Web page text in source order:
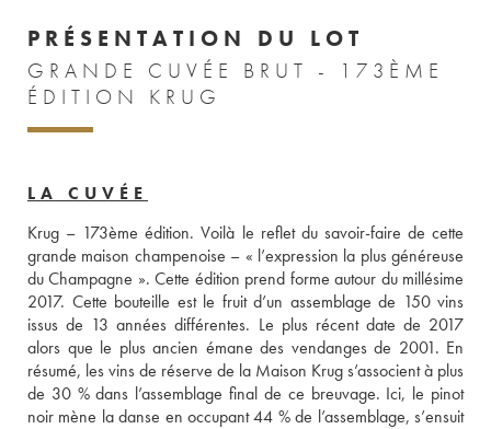
PRÉSENTATION DU LOT
GRANDE CUVÉE BRUT - 173ÈME
ÉDITION KRUG
LA CUVÉE
Krug – 173ème édition. Voilà le reflet du savoir-faire de cette
grande maison champenoise – « l’expression la plus généreuse
du Champagne ». Cette édition prend forme autour du millésime
2017. Cette bouteille est le fruit d’un assemblage de 150 vins
issus de 13 années différentes. Le plus récent date de 2017
alors que le plus ancien émane des vendanges de 2001. En
résumé, les vins de réserve de la Maison Krug s’associent à plus
de 30 % dans l’assemblage final de ce breuvage. Ici, le pinot
noir mène la danse en occupant 44 % de l’assemblage, s’ensuit